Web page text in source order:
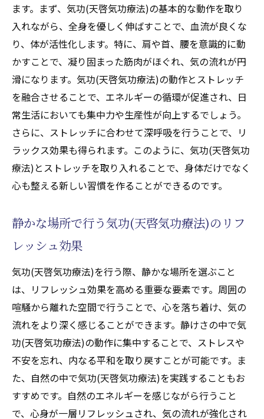
朝時間を最適化するための気功(天啓気功療
法)
心地よい朝を迎えるための気功(天啓気功療
法)プラン
気の流れを整える気功(天啓気功療法)エクササ
イズの魅力とは
気功(天啓気功療法)エクササイズで得られる
心の安定
気の流れを意識した動作の効果
初心者におすすめの気功(天啓気功療法)エク
気功(天啓気功療法)の動きと呼吸の調和を体
験する
気功(天啓気功療法)の奥深さを知るための第
一歩
気功(天啓気功療法)で心と体をリセットするリ
フレッシュ法
気功(天啓気功療法)のリフレッシュ効果を最
大限に引き出す方法
心のモヤモヤを解消する気功(天啓気功療法)
のテクニック
ます。まず、気功(天啓気功療法)の基本的な動作を取り
入れながら、全身を優しく伸ばすことで、血流が良くな
り、体が活性化します。特に、肩や首、腰を意識的に動
かすことで、凝り固まった筋肉がほぐれ、気の流れが円
滑になります。気功(天啓気功療法)の動作とストレッチ
を融合させることで、エネルギーの循環が促進され、日
常生活においても集中力や生産性が向上するでしょう。
さらに、ストレッチに合わせて深呼吸を行うことで、リ
ラックス効果も得られます。このように、気功(天啓気功
療法)とストレッチを取り入れることで、身体だけでなく
心も整える新しい習慣を作ることができるのです。
静かな場所で行う気功(天啓気功療法)のリフ
レッシュ効果
気功(天啓気功療法)を行う際、静かな場所を選ぶこと
は、リフレッシュ効果を高める重要な要素です。周囲の
喧騒から離れた空間で行うことで、心を落ち着け、気の
流れをより深く感じることができます。静けさの中で気
功(天啓気功療法)の動作に集中することで、ストレスや
不安を忘れ、内なる平和を取り戻すことが可能です。ま
た、自然の中で気功(天啓気功療法)を実践することもお
すすめです。自然のエネルギーを感じながら行うこと
で、心身が一層リフレッシュされ、気の流れが強化され